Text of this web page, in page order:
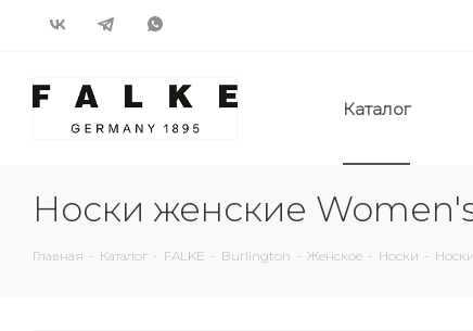
Каталог
Носки женские
Главная - Каталог - FALKE - Burlington - Женское - Носки -